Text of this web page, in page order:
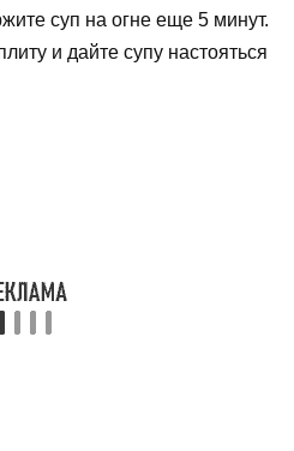
суп на огне еще 5 минут.
и дайте супу настояться